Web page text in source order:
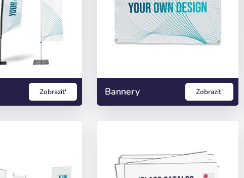
Zobrazit' Bannery Zobrazit'